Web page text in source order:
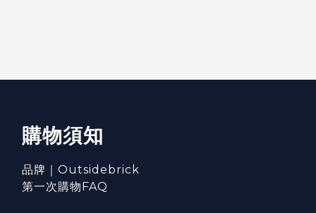
購物須知
品牌｜Outsidebrick
第一次購物FAQ